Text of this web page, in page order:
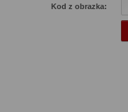
Kod z obrazka: